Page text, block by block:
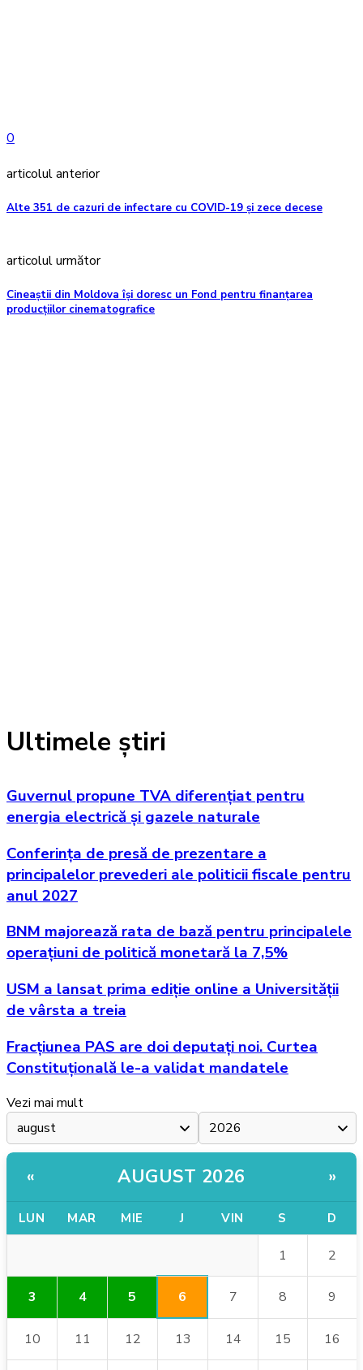
0
articolul anterior
Alte 351 de cazuri de infectare cu COVID-19 și zece decese
articolul următor
Cineaștii din Moldova își doresc un Fond pentru finanțarea
producțiilor cinematografice
Ultimele știri
Guvernul propune TVA diferențiat pentru
energia electrică și gazele naturale
Conferința de presă de prezentare a
principalelor prevederi ale politicii fiscale pentru
anul 2027
BNM majorează rata de bază pentru principalele
operațiuni de politică monetară la 7,5%
USM a lansat prima ediție online a Universității
de vârsta a treia
Fracțiunea PAS are doi deputați noi. Curtea
Constituțională le-a validat mandatele
Vezi mai mult
« AUGUST 2026 »
LUN MAR MIE J VIN S D
1 2
3 4 5 6 7 8 9
10 11 12 13 14 15 16